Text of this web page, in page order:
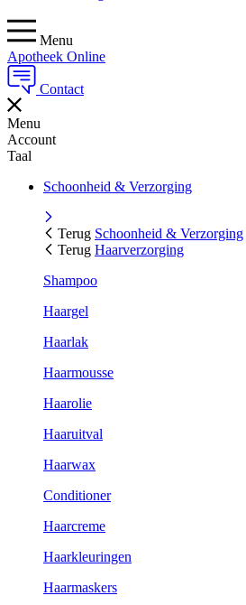
Menu
Apotheek Online
Contact
Menu
Account
Taal
Schoonheid & Verzorging
Terug Schoonheid & Verzorging
Terug Haarverzorging
Shampoo
Haargel
Haarlak
Haarmousse
Haarolie
Haaruitval
Haarwax
Conditioner
Haarcreme
Haarkleuringen
Haarmaskers